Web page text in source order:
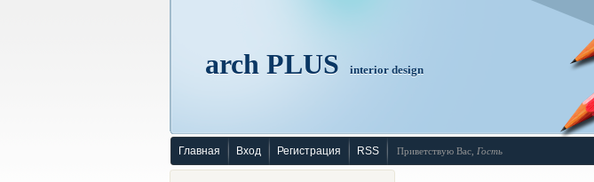
arch PLUS interior design
Главная Вход Регистрация RSS Приветствую Вас Гость